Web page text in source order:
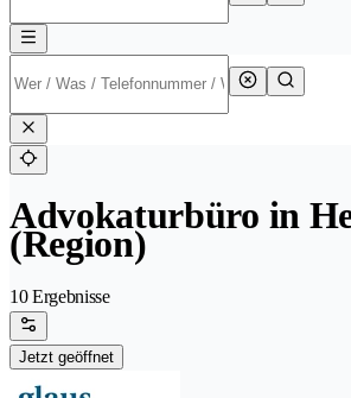
Advokaturbüro in
(Region)
10 Ergebnisse
Jetzt geöffnet